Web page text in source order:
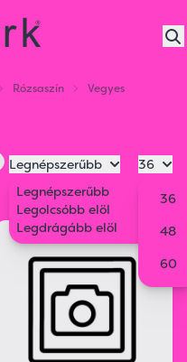
Rózsaszín Vegyes
Legnépszerűbb
Legnépszerűbb
Legolcsóbb elöl
Legdrágább elöl
36
36
48
60